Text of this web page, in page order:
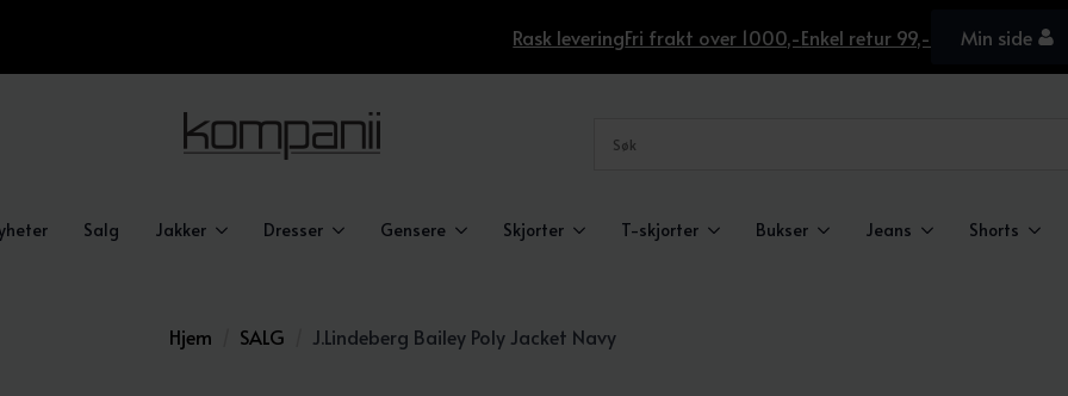
Rask leveringFri frakt over 1000,-Enkel retur 99,- Min side
Salg Jakker Dresser Gensere Skjorter T-skjorter Bukser Jeans Shorts
Hjem SALG J.Lindeberg Bailey Poly Jacket Navy